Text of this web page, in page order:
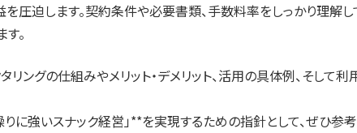
圧迫します。契約条件や必要書類、手数料率をしっかり理解し
。
ングの仕組みやメリット・デメリット、活用の具体例、そして利
に強いスナック経営」**を実現するための指針として、ぜひ参